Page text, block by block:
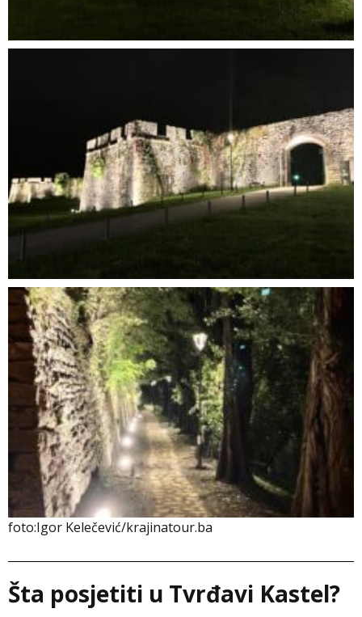
foto:Igor Kelečević/krajinatour.ba
Šta posjetiti u Tvrđavi Kastel?